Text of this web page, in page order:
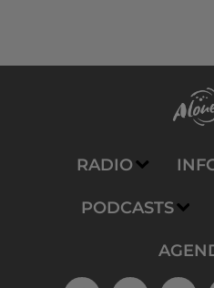
RADIO
PODCASTS